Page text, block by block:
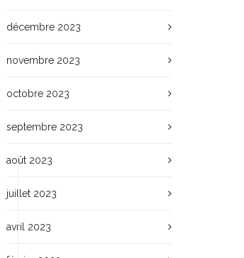
décembre 2023
novembre 2023
octobre 2023
septembre 2023
août 2023
juillet 2023
avril 2023